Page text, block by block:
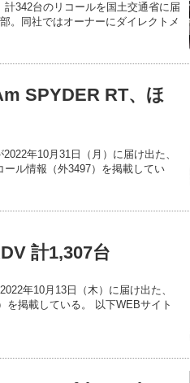
342台のリコールを国土交通省に届
。同社ではオーナーにダイレクトメ
SPYDER RT、ほ
年10月31日（月）に届け出た、
ル情報（外3497）を掲載してい
計1,307台
年10月13日（木）に届け出た、
を掲載している。 以下WEBサイト